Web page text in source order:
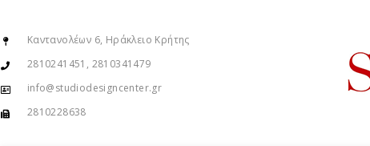
Καντανολέων 6, Ηράκλειο Κρήτης
2810241451, 2810341479
info@studiodesigncenter.gr
2810228638